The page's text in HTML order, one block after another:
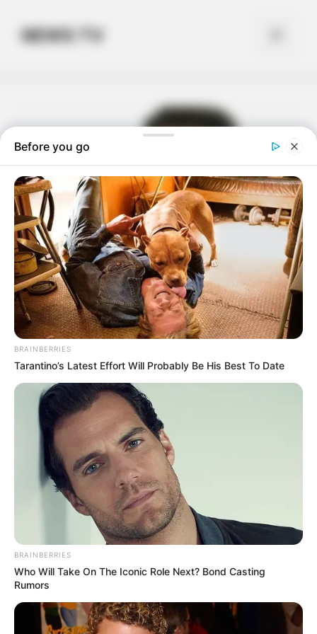
contentNEWS TV
Arthur retrouvé
mort : Karim (Samy
Gharbi) a-t-il
franchi la ligne
rouge ? – Demain
Before you go
BRAINBERRIES
Tarantino’s Latest Effort Will Probably Be His Best To Date
BRAINBERRIES
Who Will Take On The Iconic Role Next? Bond Casting
Rumors